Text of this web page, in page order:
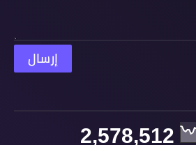
2,578,512